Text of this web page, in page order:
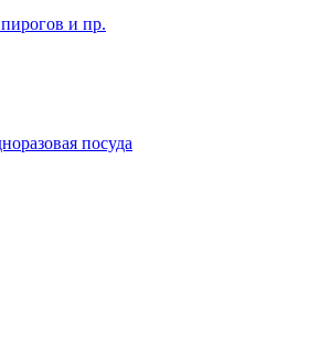
и пр.
посуда